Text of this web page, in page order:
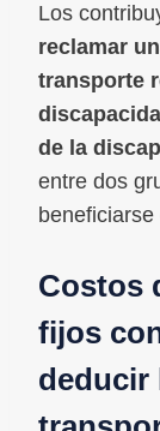
Los
reclamar
transporte
de la
entre dos
Costos
fijos
deducir